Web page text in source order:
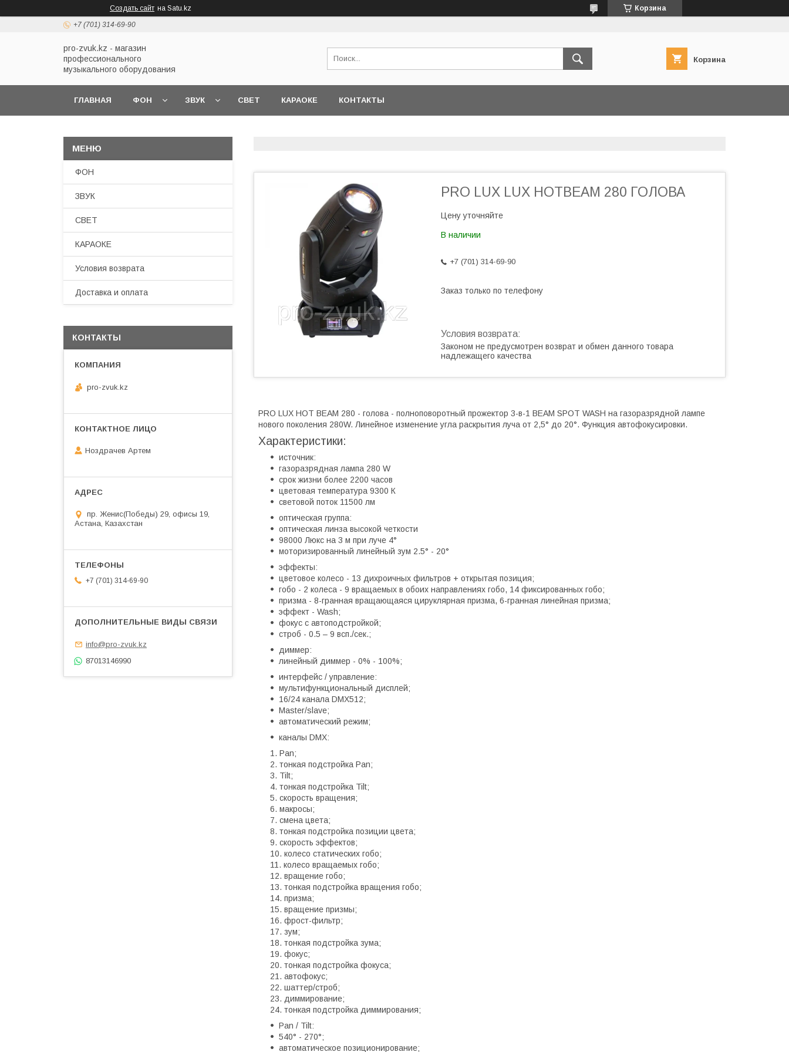
Создать сайт на Satu.kz Корзина
+7 (701) 314-69-90
pro-zvuk.kz - магазин
профессионального
музыкального оборудования
Корзина
ГЛАВНАЯ ФОН ЗВУК СВЕТ КАРАОКЕ КОНТАКТЫ
PRO LUX LUX HOTBEAM 280 ГОЛОВА
Цену уточняйте
В наличии
+7 (701) 314-69-90
Заказ только по телефону
Законом не предусмотрен возврат и обмен данного товара
надлежащего качества
PRO LUX HOT BEAM 280 - голова - полноповоротный прожектор 3-в-1 BEAM SPOT WASH на газоразрядной лампе
нового поколения 280W. Линейное изменение угла раскрытия луча от 2,5° до 20°. Функция автофокусировки.
Характеристики:
источник:
газоразрядная лампа 280 W
срок жизни более 2200 часов
цветовая температура 9300 К
световой поток 11500 лм
оптическая группа:
оптическая линза высокой четкости
98000 Люкс на 3 м при луче 4°
моторизированный линейный зум 2.5° - 20°
эффекты:
цветовое колесо - 13 дихроичных фильтров + открытая позиция;
гобо - 2 колеса - 9 вращаемых в обоих направлениях гобо, 14 фиксированных гобо;
призма - 8-гранная вращающаяся цируклярная призма, 6-гранная линейная призма;
эффект - Wash;
фокус с автоподстройкой;
строб - 0.5 – 9 всп./сек.;
диммер:
линейный диммер - 0% - 100%;
интерфейс / управление:
мультифункциональный дисплей;
16/24 канала DMX512;
Master/slave;
автоматический режим;
каналы DMX:
Pan;
тонкая подстройка Pan;
Tilt;
тонкая подстройка Tilt;
скорость вращения;
макросы;
смена цвета;
тонкая подстройка позиции цвета;
скорость эффектов;
колесо статических гобо;
колесо вращаемых гобо;
вращение гобо;
тонкая подстройка вращения гобо;
призма;
вращение призмы;
фрост-фильтр;
зум;
тонкая подстройка зума;
фокус;
тонкая подстройка фокуса;
автофокус;
шаттер/строб;
диммирование;
тонкая подстройка диммирования;
Pan / Tilt:
540° - 270°;
автоматическое позиционирование;
ФОН
ЗВУК
СВЕТ
КАРАОКЕ
Условия возврата
Доставка и оплата
КОНТАКТЫ
pro-zvuk.kz
Ноздрачев Артем
пр. Женис(Победы) 29, офисы 19,
Астана, Казахстан
+7 (701) 314-69-90
info@pro-zvuk.kz
87013146990